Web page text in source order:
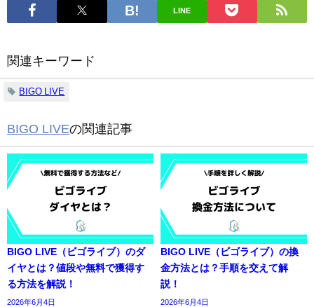
LINE
関連キーワード
BIGO LIVE
BIGO LIVEの関連記事
BIGO LIVE（ビゴライブ）のダ
イヤとは？値段や無料で獲得す
る方法を解説！
2026年6月4日
BIGO LIVE（ビゴライブ）の換
金方法とは？手順を交えて解
説！
2026年6月4日